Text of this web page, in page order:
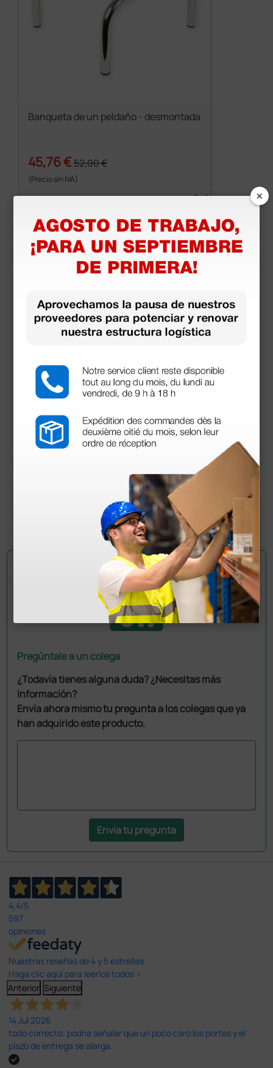
Banqueta de un peldaño - desmontada
45,76 €52,00 €
(Precio sin IVA)
1 ud.
Productos similares
Camilla de exploración New Vojta - de madera,
Pregúntale a un colega
¿Todavía tienes alguna duda? ¿Necesitas más
información?
Envía ahora mismo tu pregunta a los colegas que ya
han adquirido este producto.
Envía tu pregunta
4,4/5
597
opiniones
Nuestras reseñas de 4 y 5 estrellas.
Haga clic aquí para leerlos todos >
Anterior Siguiente
14 Jul 2026
todo correcto. podria señalar que un poco caro los portes y el
plazo de entrega se alarga.
×